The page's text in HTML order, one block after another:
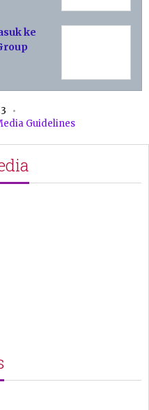
ke
Guidelines